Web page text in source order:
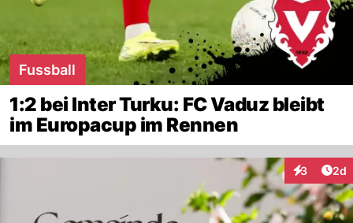
Fussball
1:2 bei Inter Turku: FC Vaduz bleibt
im Europacup im Rennen
3 2d